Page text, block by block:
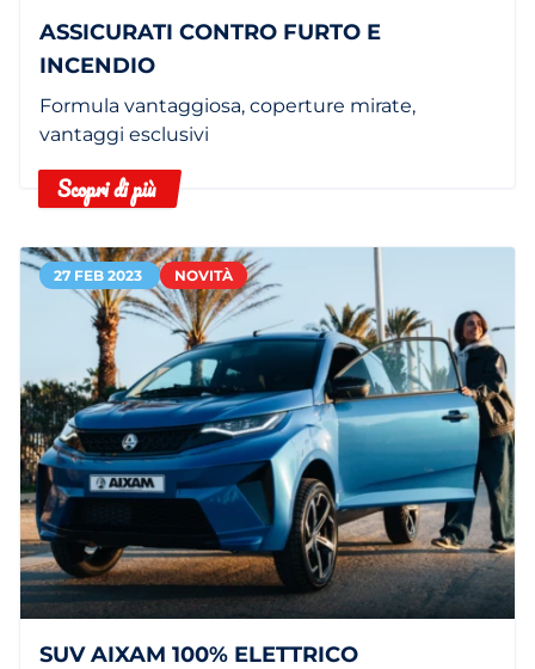
ASSICURATI CONTRO FURTO E
INCENDIO
Formula vantaggiosa, coperture mirate,
vantaggi esclusivi
Scopri di più
27 FEB 2023 NOVITÀ
SUV AIXAM 100% ELETTRICO